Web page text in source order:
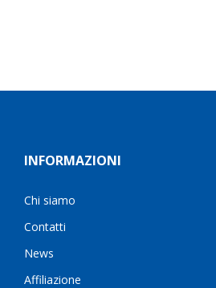
INFORMAZIONI
Chi siamo
Contatti
News
Affiliazione